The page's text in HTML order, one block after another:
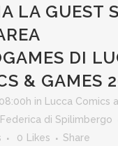
LA GUEST
DI
& GAMES
in
Lucca Comics
Federica di Spilimbergo
0 Likes Share